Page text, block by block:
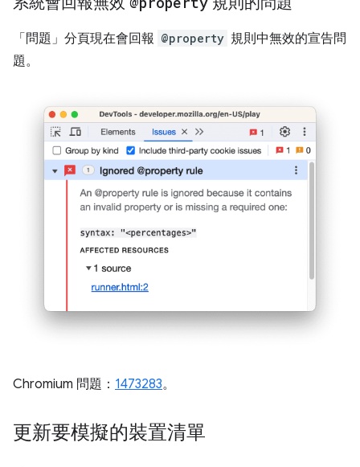
「問題」 分頁現在會回報 @property 規則中無效的宣告問
題。
Chromium 問題： 1473283。
更新要模擬的裝置清單